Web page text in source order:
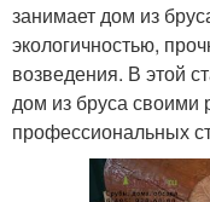
занимает дом из
экологичностью,
возведения. В этой
дом из бруса своими
профессиональных